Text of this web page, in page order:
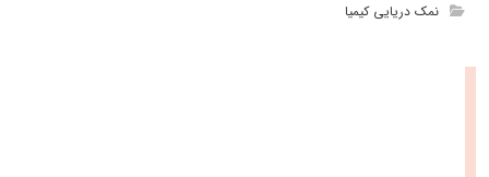
نمک دریایی کیمیا